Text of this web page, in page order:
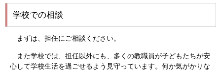
学校での相談
まずは、担任にご相談ください。
また学校では、担任以外にも、多くの教職員が子どもたちが安
心して学校生活を過ごせるよう見守っています。何か気がかりな